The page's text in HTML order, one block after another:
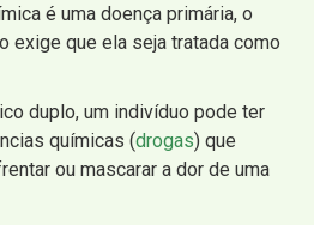
é uma doença primária, o
exige que ela seja tratada como
duplo, um indivíduo pode ter
químicas (drogas) que
ou mascarar a dor de uma